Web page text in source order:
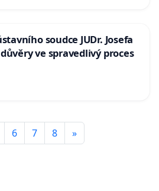
soudce JUDr. Josefa
ve spravedlivý proces
6 7 8 »